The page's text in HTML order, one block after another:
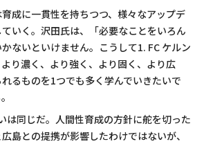
成に一貫性を持ちつつ、様々なアップデ
いく。沢田氏は、「必要なことをいろん
ないといけません。こうして1. FC ケルン
り濃く、より強く、より固く、より広
るものを1つでも多く学んでいきたいで
は同じだ。人間性育成の方針に舵を切った
島との提携が影響したわけではないが、